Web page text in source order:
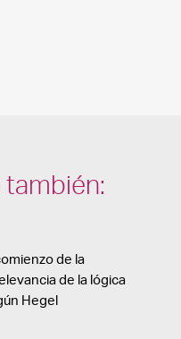
de la
de la lógica
Hegel